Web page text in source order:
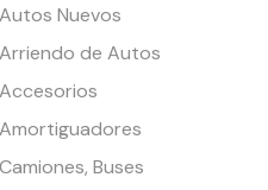
Nuevos
de Autos
Buses